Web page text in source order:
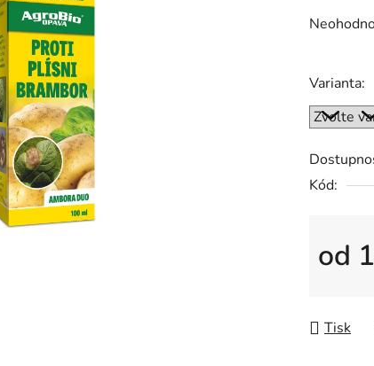
Průměrné
0,0
5
hvězdiček.
Varianta:
Kód:
od
Tisk